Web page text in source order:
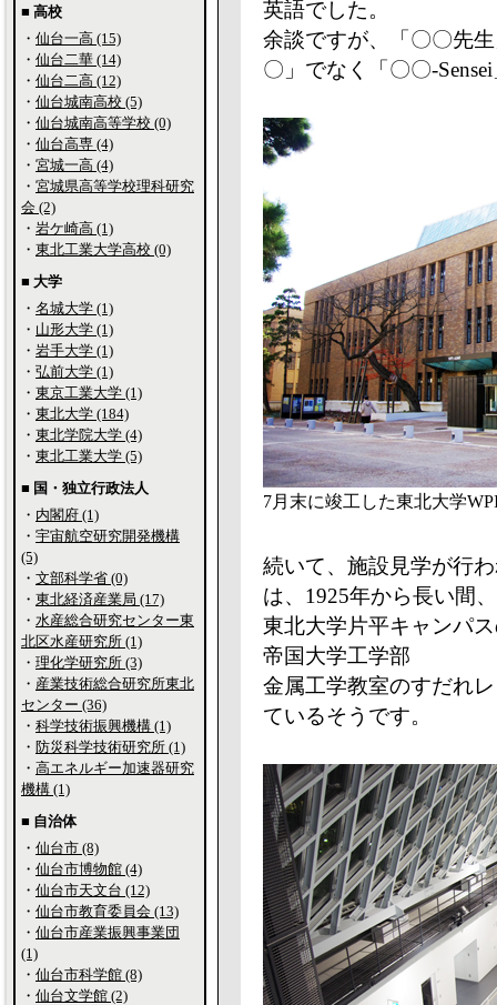
英語でした。
余談ですが、「〇〇先
〇」でなく「〇〇-
7月末に竣工した東北大学
続いて、施設見学が行
は、1925年から長い間、
東北大学片平キャンパ
帝国大学工学部
金属工学教室のすだれ
ているそうです。
■ 高校
・ 仙台一高 (15)
・ 仙台二華 (14)
・ 仙台二高 (12)
・ 仙台城南高校 (5)
・ 仙台城南高等学校 (0)
・ 仙台高専 (4)
・ 宮城一高 (4)
・ 宮城県高等学校理科研究
会 (2)
・ 岩ケ崎高 (1)
・ 東北工業大学高校 (0)
■ 大学
・ 名城大学 (1)
・ 山形大学 (1)
・ 岩手大学 (1)
・ 弘前大学 (1)
・ 東京工業大学 (1)
・ 東北大学 (184)
・ 東北学院大学 (4)
・ 東北工業大学 (5)
■ 国・独立行政法人
・ 内閣府 (1)
・ 宇宙航空研究開発機構
(5)
・ 文部科学省 (0)
・ 東北経済産業局 (17)
・ 水産総合研究センター東
北区水産研究所 (1)
・ 理化学研究所 (3)
・ 産業技術総合研究所東北
センター (36)
・ 科学技術振興機構 (1)
・ 防災科学技術研究所 (1)
・ 高エネルギー加速器研究
機構 (1)
■ 自治体
・ 仙台市 (8)
・ 仙台市博物館 (4)
・ 仙台市天文台 (12)
・ 仙台市教育委員会 (13)
・ 仙台市産業振興事業団
(1)
・ 仙台市科学館 (8)
・ 仙台文学館 (2)